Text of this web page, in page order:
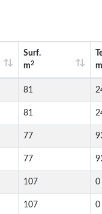
Surf.
m2
m
81
81
77
77
107 0
107 0